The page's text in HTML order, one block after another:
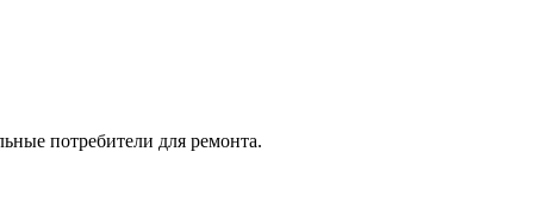
потребители для ремонта.